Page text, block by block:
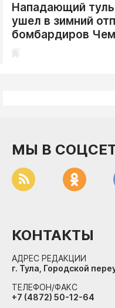
Нападающий
ушел в зимний
бомбардиров
МЫ В
КОНТАКТЫ
АДРЕС РЕДАКЦИИ
г. Тула, Городской
ТЕЛЕФОН/ФАКС
+7 (4872) 50-12-64